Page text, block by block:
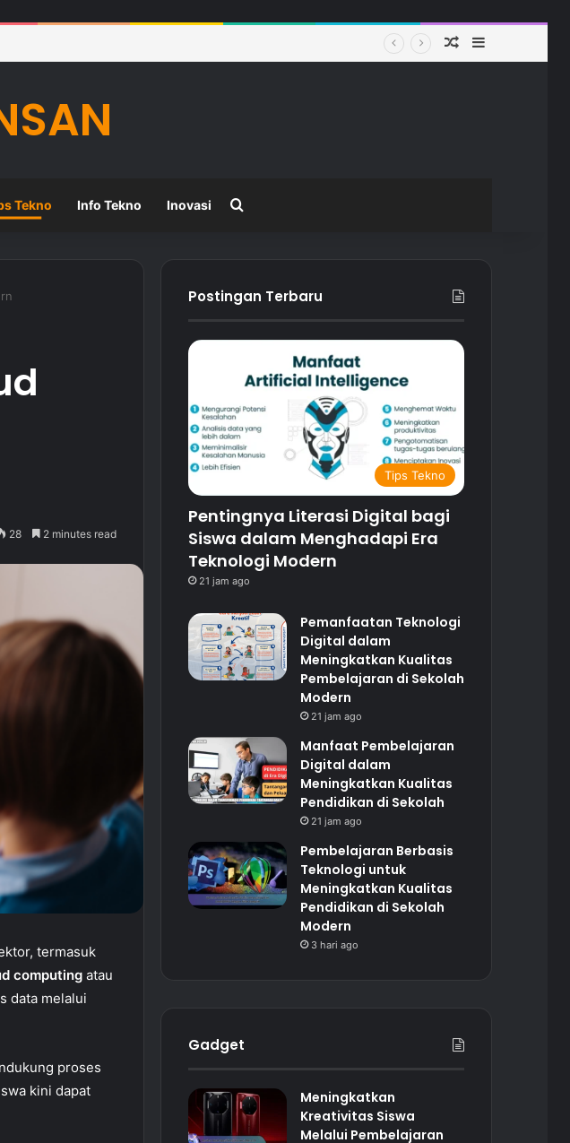
Pembelajaran di Sekolah Modern Random Article
Sidebar
Tekno Info Tekno Inovasi
28 2 minutes read
termasuk
computing atau
data melalui
proses
kini dapat
Postingan Terbaru
Tips Tekno
Pentingnya Literasi Digital bagi
Siswa dalam Menghadapi Era
Teknologi Modern
21 jam ago
Pemanfaatan Teknologi
Digital dalam
Meningkatkan Kualitas
Pembelajaran di Sekolah
Modern
21 jam ago
Manfaat Pembelajaran
Digital dalam
Meningkatkan Kualitas
Pendidikan di Sekolah
21 jam ago
Pembelajaran Berbasis
Teknologi untuk
Meningkatkan Kualitas
Pendidikan di Sekolah
Modern
3 hari ago
Gadget
Meningkatkan
Kreativitas Siswa
Melalui Pembelajaran